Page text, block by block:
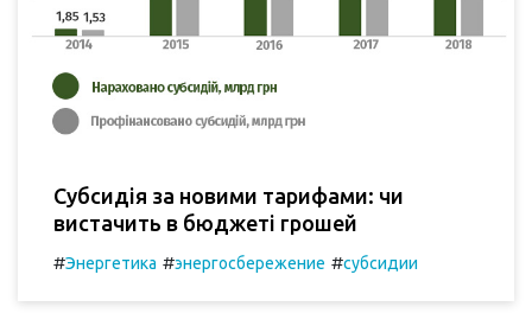
Субсидія за новими тарифами: чи
вистачить в бюджеті грошей
#Энергетика #энергосбережение #субсидии